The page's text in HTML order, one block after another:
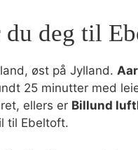
du deg til
øst på Jylland.
25 minutter med
ellers er Billund
til Ebeltoft.